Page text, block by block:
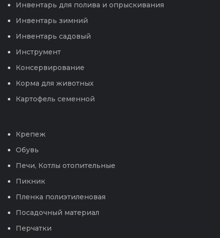
Инвентарь для полива и опрыскивания
Инвентарь зимний
Инвентарь садовый
Инструмент
Консервирование
Корма для животных
Картофель семенной
Крепеж
Обувь
Печи, Котлы отопительные
Пикник
Пленка полиэтиленовая
Посадочный материал
Перчатки